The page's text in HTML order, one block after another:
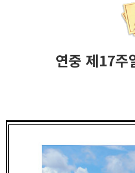
연중 제17주